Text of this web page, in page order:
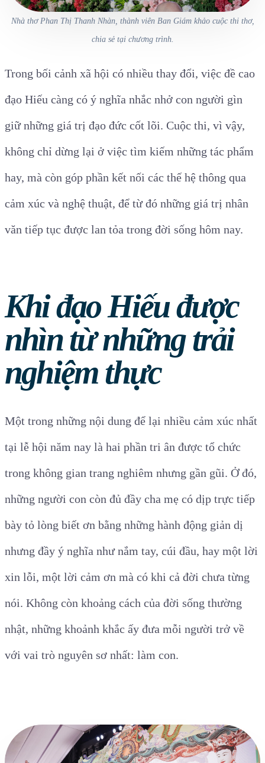
Nhà thơ Phan Thị Thanh Nhàn, thành viên Ban Giám khảo cuộc thi thơ,
chia sẻ tại chương trình.
Trong bối cảnh xã hội có nhiều thay đổi, việc đề cao
đạo Hiếu càng có ý nghĩa nhắc nhở con người gìn
giữ những giá trị đạo đức cốt lõi. Cuộc thi, vì vậy,
không chỉ dừng lại ở việc tìm kiếm những tác phẩm
hay, mà còn góp phần kết nối các thế hệ thông qua
cảm xúc và nghệ thuật, để từ đó những giá trị nhân
văn tiếp tục được lan tỏa trong đời sống hôm nay.
Khi đạo Hiếu được
nhìn từ những trải
nghiệm thực
Một trong những nội dung để lại nhiều cảm xúc nhất
tại lễ hội năm nay là hai phần tri ân được tổ chức
trong không gian trang nghiêm nhưng gần gũi. Ở đó,
những người con còn đủ đầy cha mẹ có dịp trực tiếp
bày tỏ lòng biết ơn bằng những hành động giản dị
nhưng đầy ý nghĩa như nắm tay, cúi đầu, hay một lời
xin lỗi, một lời cảm ơn mà có khi cả đời chưa từng
nói. Không còn khoảng cách của đời sống thường
nhật, những khoảnh khắc ấy đưa mỗi người trở về
với vai trò nguyên sơ nhất: làm con.